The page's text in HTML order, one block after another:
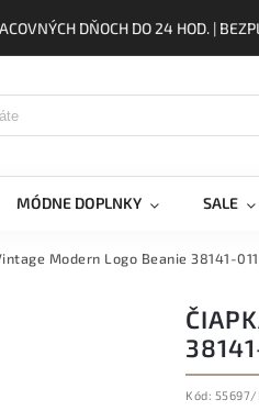
DŇOCH DO 24 HOD. |
MÓDNE DOPLNKY SALE
Modern Logo Beanie 38141-
Kód: 55697/